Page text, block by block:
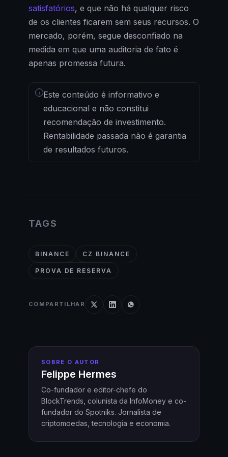
satisfatórios, e que não há qualquer risco
de os clientes ficarem sem seus recursos. O
mercado, porém, segue desconfiado na
medida em que uma auditoria de fato é
apenas promessa futura.
i Este conteúdo é informativo e
educacional e não constitui
recomendação de investimento.
Rentabilidade passada não é garantia
de resultados futuros.
TAGS
BINANCE CZ BINANCE
PROVA DE RESERVA
COMPARTILHAR
SOBRE O AUTOR
Felippe Hermes
Co-fundador e editor-chefe do
BlockTrends, colunista da InfoMoney e co-
fundador do Spotniks. Jornalista de
criptomoedas, tecnologia e economia.